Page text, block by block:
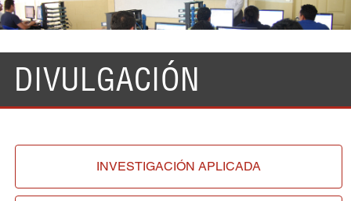
DIVULGACIÓN
INVESTIGACIÓNAPLICADA